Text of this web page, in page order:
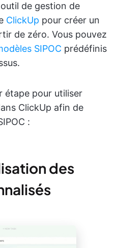
de gestion de
ClickUp pour créer un
de zéro. Vous pouvez
SIPOC prédéfinis
étape pour utiliser
ClickUp afin de
:
des